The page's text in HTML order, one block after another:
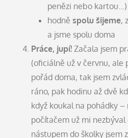
penězi nebo kartou…)
hodně spolu šijeme,
a jsme spolu doma
Práce, jupí! Začala jsem
(oficiálně už v červnu, ale
pořád doma, tak jsem
ráno, pak hodinu až dvě
když koukal na pohádky –
počítačem už mi
nástupem do školky jsem